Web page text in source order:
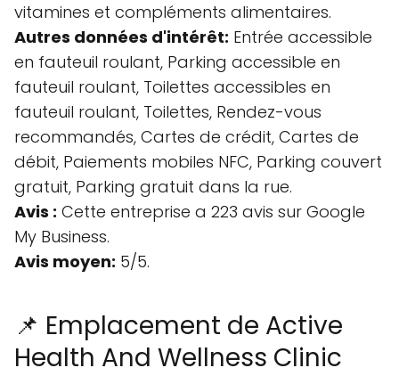
vitamines et compléments alimentaires.
Autres données d'intérêt: Entrée accessible
en fauteuil roulant, Parking accessible en
fauteuil roulant, Toilettes accessibles en
fauteuil roulant, Toilettes, Rendez-vous
recommandés, Cartes de crédit, Cartes de
débit, Paiements mobiles NFC, Parking couvert
gratuit, Parking gratuit dans la rue.
Avis : Cette entreprise a 223 avis sur Google
My Business.
Avis moyen: 5/5.
📌 Emplacement de Active
Health And Wellness Clinic